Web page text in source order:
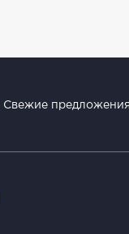
Свежие предложения